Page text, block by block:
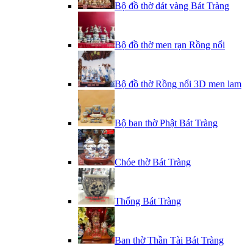
Bộ đồ thờ dát vàng Bát Tràng
Bộ đồ thờ men rạn Rồng nổi
Bộ đồ thờ Rồng nổi 3D men lam
Bộ ban thờ Phật Bát Tràng
Chóe thờ Bát Tràng
Thống Bát Tràng
Ban thờ Thần Tài Bát Tràng